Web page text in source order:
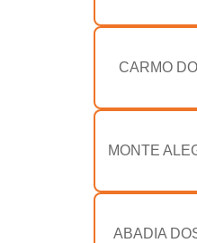
CARMO
MONTE
ABADIA